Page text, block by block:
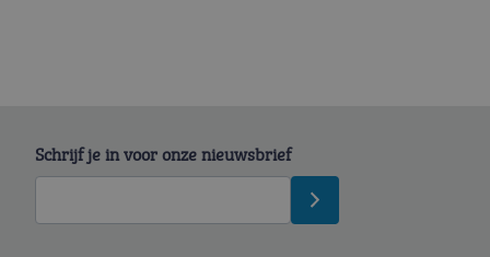
Schrijf je in voor onze nieuwsbrief